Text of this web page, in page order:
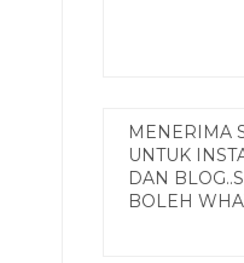
MENERIMA
UNTUK
DAN
BOLEH